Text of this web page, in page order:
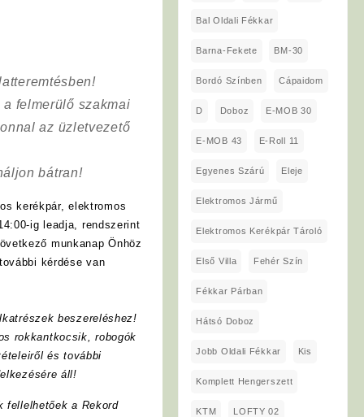
felmerülő szakmai
az üzletvezető
bátran!
kerékpár, elektromos
ig leadja, rendszerint
munkanap Önhöz
kérdése van
beszereléshez!
rokkantkocsik, robogók
és további
áll!
fellelhetőek a Rekord
Bal Oldali Fékkar
Barna-Fekete BM-30
Bordó Színben Cápaidom
D Doboz E-MOB 30
E-MOB 43 E-Roll 11
Egyenes Szárú Eleje
Elektromos Jármű
Elektromos Kerékpár Tároló
Első Villa Fehér Szín
Fékkar Párban
Hátsó Doboz
Jobb Oldali Fékkar Kis
Komplett Hengerszett
KTM LOFTY 02